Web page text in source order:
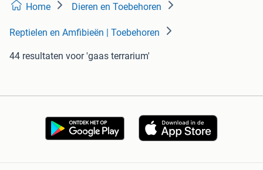
Home Dieren en Toebehoren
Reptielen en Amfibieën | Toebehoren
44 resultaten voor 'gaas terrarium'